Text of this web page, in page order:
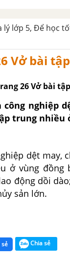
lý lớp 5, Để học
Vở bài
26 Vở bài
công nghiệp
trung nhiều
dệt
ở vùng đồng
động dồi
sản lớn.
sẻ Chia sẻ